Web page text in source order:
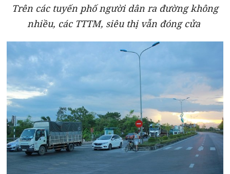
Trên các tuyến phố người dân ra đường không
nhiều, các TTTM, siêu thị vẫn đóng cửa